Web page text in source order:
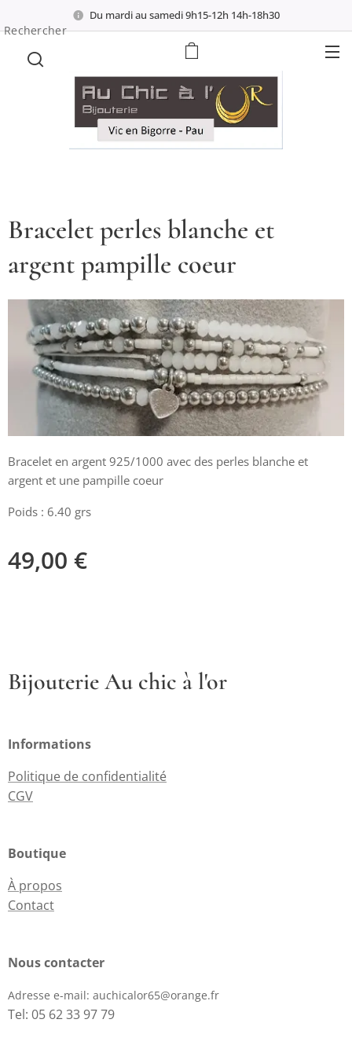
Du mardi au samedi 9h15-12h 14h-18h30
Rechercher
Bracelet perles blanche et
argent pampille coeur
Bracelet en argent 925/1000 avec des perles blanche et
argent et une pampille coeur
Poids : 6.40 grs
49,00 €
Bijouterie Au chic à l'or
Informations
Politique de confidentialité
CGV
Boutique
À propos
Contact
Nous contacter
Adresse e-mail: auchicalor65@orange.fr
Tel: 05 62 33 97 79